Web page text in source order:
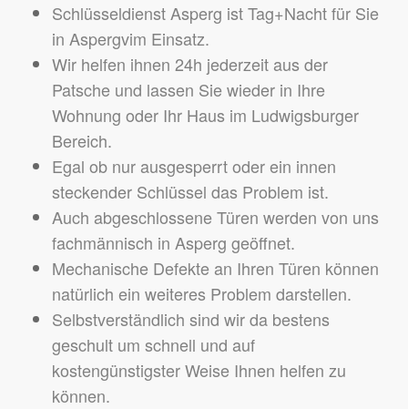
Schlüsseldienst Asperg ist Tag+Nacht für Sie
in Aspergvim Einsatz.
Wir helfen ihnen 24h jederzeit aus der
Patsche und lassen Sie wieder in Ihre
Wohnung oder Ihr Haus im Ludwigsburger
Bereich.
Egal ob nur ausgesperrt oder ein innen
steckender Schlüssel das Problem ist.
Auch abgeschlossene Türen werden von uns
fachmännisch in Asperg geöffnet.
Mechanische Defekte an Ihren Türen können
natürlich ein weiteres Problem darstellen.
Selbstverständlich sind wir da bestens
geschult um schnell und auf
kostengünstigster Weise Ihnen helfen zu
können.